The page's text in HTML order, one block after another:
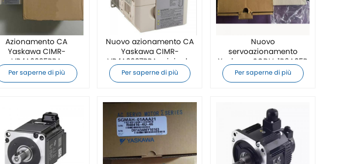
Azionamento CA
Yaskawa CIMR-
VB4A0005BBA
nuovissimo
Per saperne di più
Nuovo azionamento CA
Yaskawa CIMR-
VB4A0007BBA originale
Per saperne di più
Nuovo
servoazionamento
Yaskawa SGDV-1R6A05B
originale
Per saperne di più